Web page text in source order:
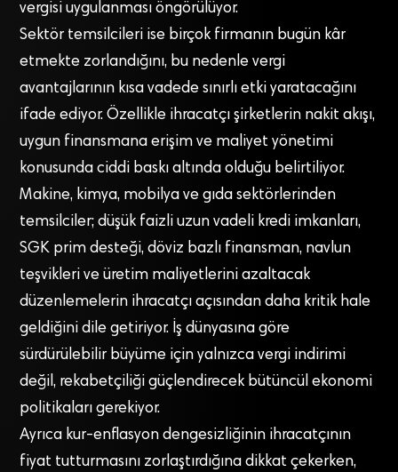
vergisi uygulanması öngörülüyor.
Sektör temsilcileri ise birçok firmanın bugün kâr
etmekte zorlandığını, bu nedenle vergi
avantajlarının kısa vadede sınırlı etki yaratacağını
ifade ediyor. Özellikle ihracatçı şirketlerin nakit akışı,
uygun finansmana erişim ve maliyet yönetimi
konusunda ciddi baskı altında olduğu belirtiliyor.
Makine, kimya, mobilya ve gıda sektörlerinden
temsilciler; düşük faizli uzun vadeli kredi imkanları,
SGK prim desteği, döviz bazlı finansman, navlun
teşvikleri ve üretim maliyetlerini azaltacak
düzenlemelerin ihracatçı açısından daha kritik hale
geldiğini dile getiriyor. İş dünyasına göre
sürdürülebilir büyüme için yalnızca vergi indirimi
değil, rekabetçiliği güçlendirecek bütüncül ekonomi
politikaları gerekiyor.
Ayrıca kur-enflasyon dengesizliğinin ihracatçının
fiyat tutturmasını zorlaştırdığına dikkat çekerken,